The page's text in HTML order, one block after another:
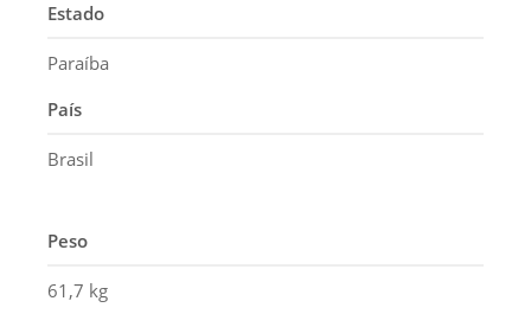
Estado
Paraíba
País
Brasil
Peso
61,7 kg